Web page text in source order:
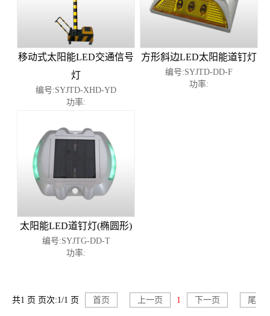
移动式太阳能LED交通信号
灯
编号:SYJTD-XHD-YD
功率:
方形斜边LED太阳能道钉灯
编号:SYJTD-DD-F
功率:
太阳能LED道钉灯(椭圆形)
编号:SYJTG-DD-T
功率:
共1 页 页次:1/1 页 首页 上一页 1 下一页 尾